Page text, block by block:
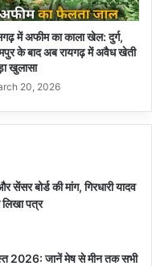
में अफीम का काला खेल: दुर्ग,
के बाद अब रायगढ़ में अवैध खेती
खुलासा
20, 2026
सेंसर बोर्ड की मांग, गिरधारी यादव
पत्र
2026: जानें मेष से मीन तक सभी